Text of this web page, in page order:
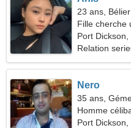
23 ans, Bélier
Fille cherche
Port
Relation
Nero
35 ans,
Homme
Port